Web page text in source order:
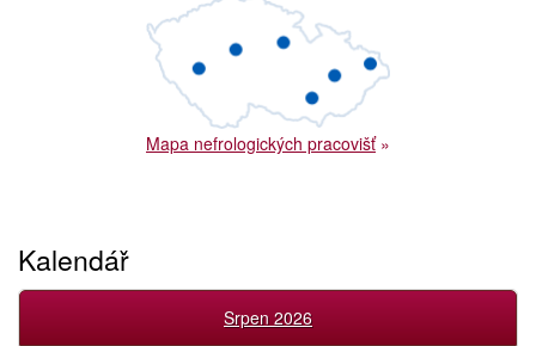
Mapa nefrologických pracovišť»
Kalendář
Srpen 2026